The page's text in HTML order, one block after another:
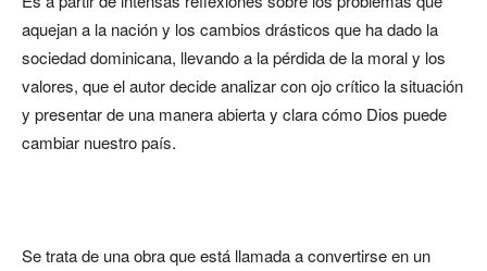
aquejan a la nación y los cambios drásticos que ha dado la
sociedad dominicana, llevando a la pérdida de la moral y los
valores, que el autor decide analizar con ojo crítico la situación
y presentar de una manera abierta y clara cómo Dios puede
cambiar nuestro país.
Se trata de una obra que está llamada a convertirse en un